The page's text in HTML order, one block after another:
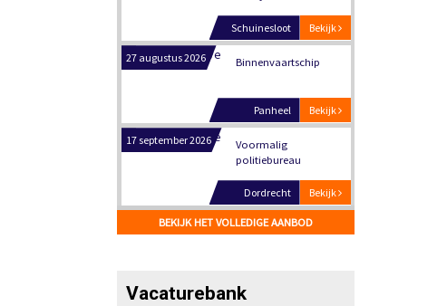
Bekijk
Panheel
17 september 2026
Voormalig
Bekijk
Dordrecht
17 september 2026
Voormalig
politiebureau
Bekijk
Hilversum
17 september 2026
Voormalig
BEKIJK HET VOLLEDIGE AANBOD
Vacaturebank